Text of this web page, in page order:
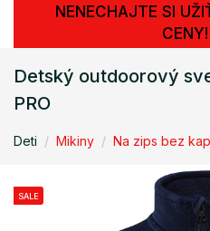
NENECHAJTE SI
CENY!
Detský outdoorový
PRO
Deti Mikiny Na zips bez
SALE